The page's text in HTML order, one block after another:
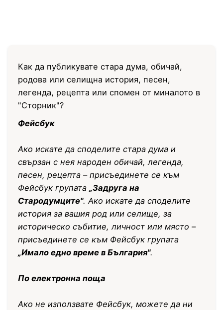
Как да публикувате стара дума, обичай,
родова или селищна история, песен,
легенда, рецепта или спомен от миналото в
"Сторник"?
Фейсбук
Ако искате да споделите стара дума и
свързан с нея народен обичай, легенда,
песен, рецепта – присъединете се към
Фейсбук групата „Задруга на
Стародумците". Ако искате да споделите
история за вашия род или селище, за
историческо събитие, личност или място –
присъединете се към Фейсбук групата
„Имало едно време в България".
По електронна поща
Ако не използвате Фейсбук, можете да ни